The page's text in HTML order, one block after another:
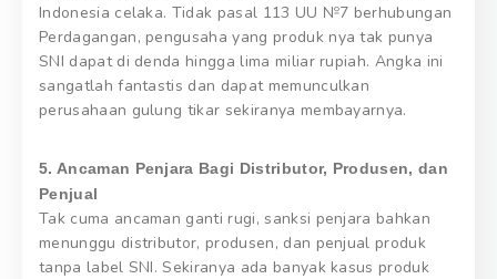
Indonesia celaka. Tidak pasal 113 UU №7 berhubungan
Perdagangan, pengusaha yang produk nya tak punya
SNI dapat di denda hingga lima miliar rupiah. Angka ini
sangatlah fantastis dan dapat memunculkan
perusahaan gulung tikar sekiranya membayarnya.
5. Ancaman Penjara Bagi Distributor, Produsen, dan
Penjual
Tak cuma ancaman ganti rugi, sanksi penjara bahkan
menunggu distributor, produsen, dan penjual produk
tanpa label SNI. Sekiranya ada banyak kasus produk